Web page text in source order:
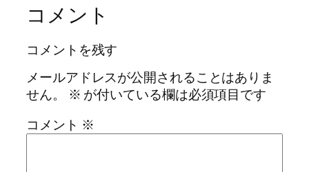
コメント
コメントを残す
メールアドレスが公開されることはありま
せん。
※ が付いている欄は必須項目です
コメント ※